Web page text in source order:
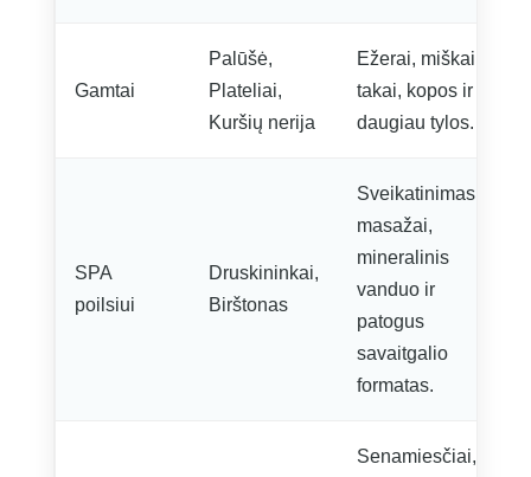
Gamtai
Palūšė,
Plateliai,
Kuršių nerija
Ežerai, miškai,
takai, kopos ir
daugiau tylos.
SPA
poilsiui
Druskininkai,
Birštonas
Sveikatinimas,
masažai,
mineralinis
vanduo ir
patogus
savaitgalio
formatas.
Senamiesčiai,